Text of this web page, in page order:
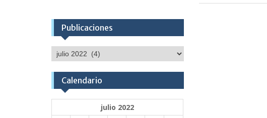
Publicaciones
Publicaciones
Calendario
julio 2022